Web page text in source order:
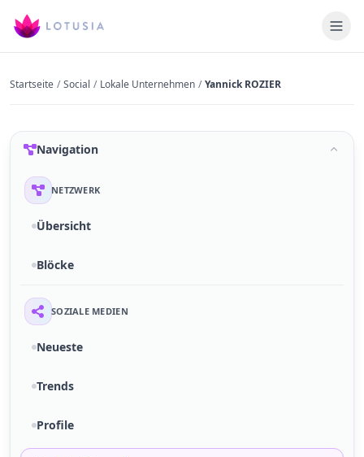
Startseite / Social / Lokale Unternehmen / Yannick ROZIER
Navigation
NETZWERK
Übersicht
Blöcke
SOZIALE MEDIEN
Neueste
Trends
Profile